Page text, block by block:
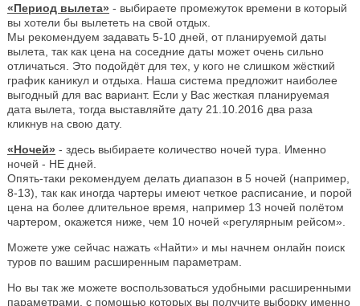
«Период вылета» - выбираете промежуток времени в который
вы хотели бы вылететь на свой отдых.
Мы рекомендуем задавать 5-10 дней, от планируемой даты
вылета, так как цена на соседние даты может очень сильно
отличаться. Это подойдёт для тех, у кого не слишком жёсткий
график каникул и отдыха. Наша система предложит наиболее
выгодный для вас вариант. Если у Вас жесткая планируемая
дата вылета, тогда выставляйте дату 21.10.2016 два раза
кликнув на свою дату.
«Ночей» - здесь выбираете количество ночей тура. Именно
ночей - НЕ дней.
Опять-таки рекомендуем делать диапазон в 5 ночей (например,
8-13), так как иногда чартеры имеют четкое расписание, и порой
цена на более длительное время, например 13 ночей полётом
чартером, окажется ниже, чем 10 ночей «регулярным рейсом».
Можете уже сейчас нажать «Найти» и мы начнем онлайн поиск
туров по вашим расширенным параметрам.
Но вы так же можете воспользоваться удобными расширенными
параметрами, с помощью которых вы получите выборку именно